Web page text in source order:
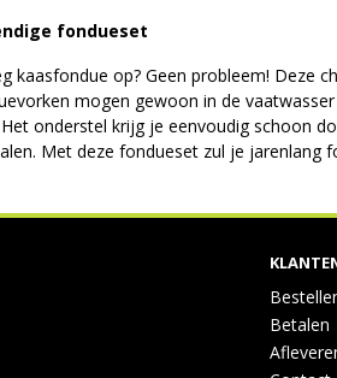
fondueset
kaasfondue op? Geen probleem! Deze
mogen gewoon in de
onderstel krijg je eenvoudig schoon
Met deze fondueset zul je jarenlang
Betalen